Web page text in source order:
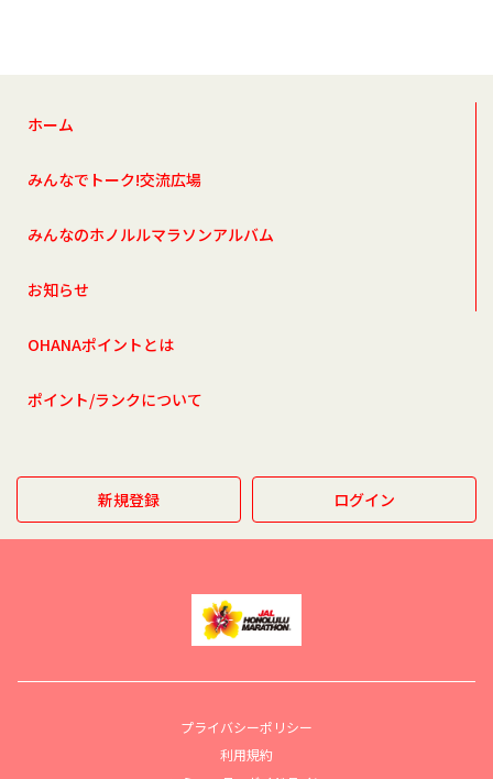
ホーム
みんなでトーク!交流広場
みんなのホノルルマラソンアルバム
お知らせ
OHANAポイントとは
ポイント/ランクについて
新規登録 ログイン
プライバシーポリシー
利用規約